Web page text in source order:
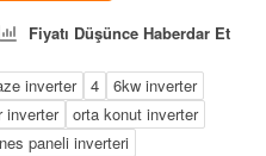
Fiyatı Düşünce Haberdar Et
inverter 4
6kw inverter
inverter
orta konut inverter
paneli inverteri